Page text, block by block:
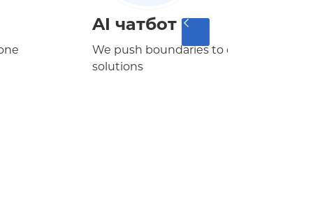
AI чатбот
We push boundaries to create better
solutions